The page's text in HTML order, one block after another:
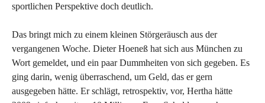
sportlichen Perspektive doch deutlich.
Das bringt mich zu einem kleinen Störgeräusch aus der
vergangenen Woche. Dieter Hoeneß hat sich aus München zu
Wort gemeldet, und ein paar Dummheiten von sich gegeben. Es
ging darin, wenig überraschend, um Geld, das er gern
ausgegeben hätte. Er schlägt, retrospektiv, vor, Hertha hätte